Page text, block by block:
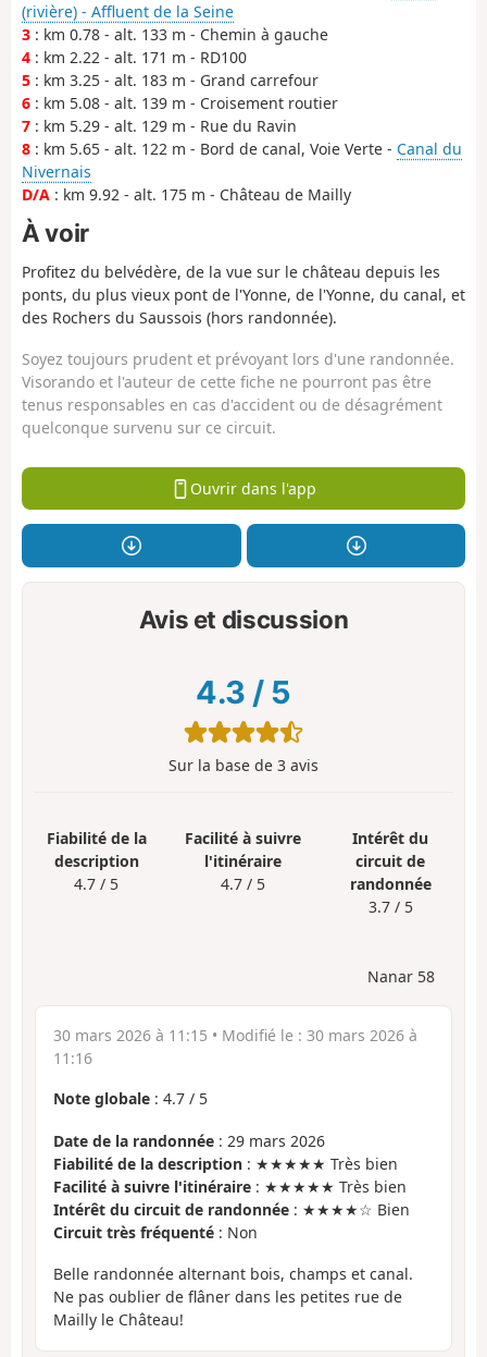
(rivière) - Affluent de la Seine
3 : km 0.78 - alt. 133 m - Chemin à gauche
4 : km 2.22 - alt. 171 m - RD100
5 : km 3.25 - alt. 183 m - Grand carrefour
6 : km 5.08 - alt. 139 m - Croisement routier
7 : km 5.29 - alt. 129 m - Rue du Ravin
8 : km 5.65 - alt. 122 m - Bord de canal, Voie Verte - Canal du
Nivernais
D/A : km 9.92 - alt. 175 m - Château de Mailly
À voir
Profitez du belvédère, de la vue sur le château depuis les
ponts, du plus vieux pont de l'Yonne, de l'Yonne, du canal, et
des Rochers du Saussois (hors randonnée).
Soyez toujours prudent et prévoyant lors d'une randonnée.
Visorando et l'auteur de cette fiche ne pourront pas être
tenus responsables en cas d'accident ou de désagrément
quelconque survenu sur ce circuit.
Ouvrir dans l'app
Avis et discussion
4.3 / 5
Sur la base de 3 avis
Fiabilité de la
description
4.7 / 5
Facilité à suivre
l'itinéraire
4.7 / 5
Intérêt du
circuit de
randonnée
3.7 / 5
Nanar 58
30 mars 2026 à 11:15 • Modifié le : 30 mars 2026 à
11:16
Note globale : 4.7 / 5
Date de la randonnée : 29 mars 2026
Fiabilité de la description : ★★★★★ Très bien
Facilité à suivre l'itinéraire : ★★★★★ Très bien
Intérêt du circuit de randonnée : ★★★★☆ Bien
Circuit très fréquenté : Non
Belle randonnée alternant bois, champs et canal.
Ne pas oublier de flâner dans les petites rue de
Mailly le Château!